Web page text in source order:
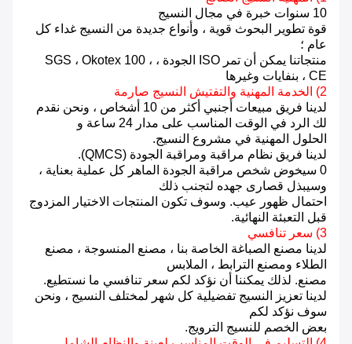
10 سنوات خبرة في مجال النسيج
قوة تطوير البحوث قوية ، وأنواع جديدة من النسيج غداء كل
عام ؛
منتجاتنا يمكن أن تمر ISO الجودة ، SGS ، Okotex 100 ،
CE ، بنفايات وغيرها
2) الخدمة المهنية والتفتيش النسيج صارمة
لدينا فريق مبيعات أجنبي أكثر من 10 أشخاص ، ونحن نقدم
لك الرد في الوقت المناسب على مدار 24 ساعة و
الحلول المهنية في مشروع النسيج.
لدينا فريق نظام مراقبة ومراقبة الجودة (QMCS).
0 سيخوض شخص مراقبة الجودة الماهر كل عملية بعناية ،
وسيبذل قصارى جهده لتجنب ذلك
احتمال ظهور عيب. وسوف تكون المنتجات الاختيار المزدوج
قبل التعبئة النهائية.
3) سعر تنافسي
لدينا مصنع الصباغة الخاصة بنا ، مصنع المنسوجة ، مصنع
الطلاء ومصنع الترابط ، الملابس
مصنع. لذلك يمكننا أن نؤكد لكم سعر تنافسي ما نستطيع.
لدينا تعزيز النسيج تفضيلية كل شهر لمختلف النسيج ، ونحن
سوف نؤكد لكم
بعض الخصم للنسيج الترويج.